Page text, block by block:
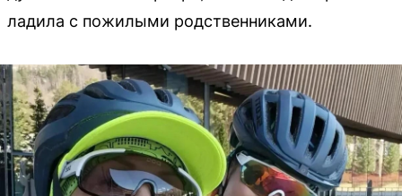
ладила с пожилыми родственниками.